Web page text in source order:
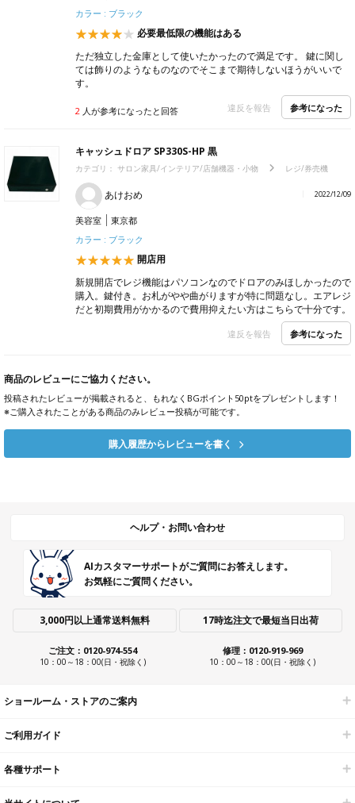
カラー : ブラック
必要最低限の機能はある
ただ独立した金庫として使いたかったので満足です。 鍵に関し
ては飾りのようなものなのでそこまで期待しないほうがいいで
す。
2 人が参考になったと回答 違反を報告 参考になった
キャッシュドロア SP330S-HP 黒
カテゴリ： サロン家具/インテリア/店舗機器・小物 レジ/券売機
あけおめ 2022/12/09
美容室
東京都
カラー : ブラック
開店用
新規開店でレジ機能はパソコンなのでドロアのみほしかったので
購入。鍵付き。お札がやや曲がりますが特に問題なし。エアレジ
だと初期費用がかかるので費用抑えたい方はこちらで十分です。
違反を報告 参考になった
商品のレビューにご協力ください。
投稿されたレビューが掲載されると、もれなくBGポイント50ptをプレゼントします！
※ご購入されたことがある商品のみレビュー投稿が可能です。
購入履歴からレビューを書く
ヘルプ・お問い合わせ
AIカスタマーサポートがご質問にお答えします。
お気軽にご質問ください。
3,000円以上通常送料無料 17時迄注文で最短当日出荷
ご注文：0120-974-554
10：00～18：00(日・祝除く)
修理：0120-919-969
10：00～18：00(日・祝除く)
ショールーム・ストアのご案内
ご利用ガイド
各種サポート